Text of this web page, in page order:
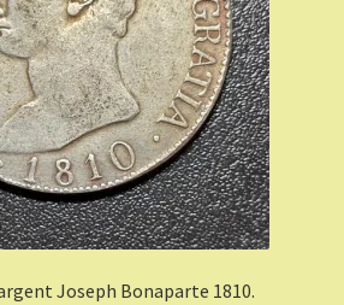
Joseph Bonaparte 1810.